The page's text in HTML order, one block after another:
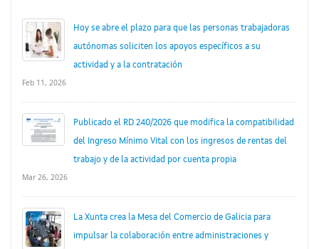
Hoy se abre el plazo para que las personas trabajadoras
autónomas soliciten los apoyos específicos a su
actividad y a la contratación
Feb 11, 2026
Publicado el RD 240/2026 que modifica la compatibilidad
del Ingreso Mínimo Vital con los ingresos de rentas del
trabajo y de la actividad por cuenta propia
Mar 26, 2026
La Xunta crea la Mesa del Comercio de Galicia para
impulsar la colaboración entre administraciones y